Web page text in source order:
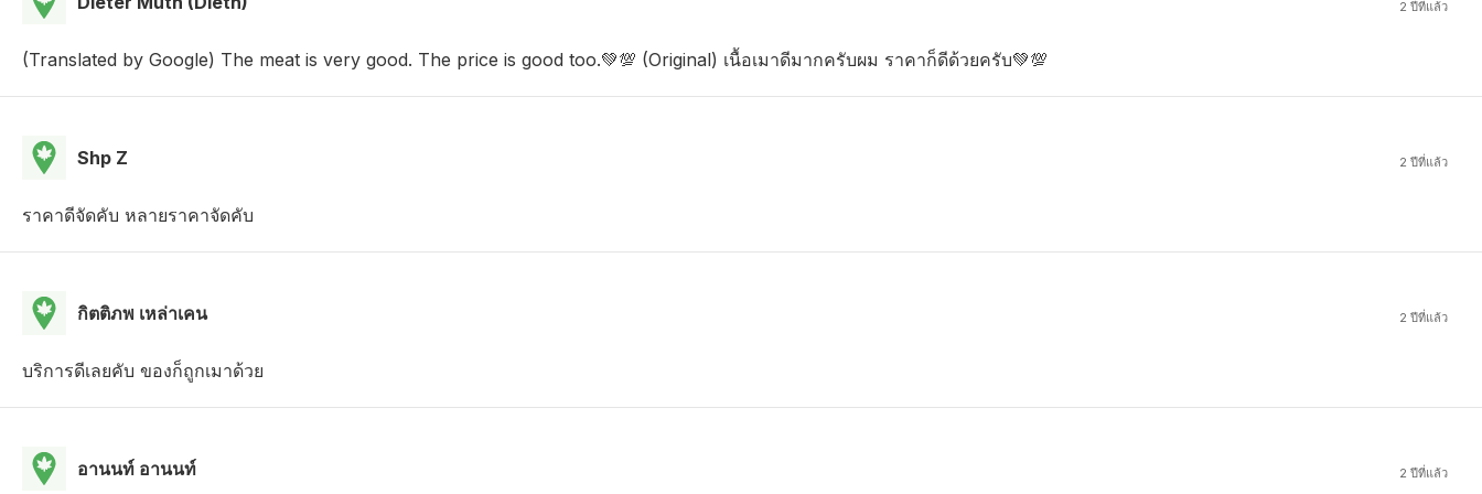
2 ปีที่แล้ว
(Translated by Google) The meat is very good. The price is good too.💚💯 (Original) เนื้อเมาดีมากครับผม ราคาก็ดีด้วยครับ💚💯
Shp Z 2 ปีที่แล้ว
ราคาดีจัดคับ หลายราคาจัดคับ
กิตติภพ เหล่าเคน 2 ปีที่แล้ว
บริการดีเลยคับ ของก็ถูกเมาด้วย
อานนท์ อานนท์ 2 ปีที่แล้ว